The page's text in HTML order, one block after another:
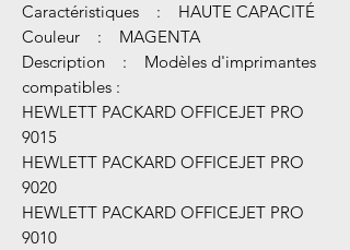
Caractéristiques : HAUTE CAPACITÉ
Couleur : MAGENTA
Description : Modèles d'imprimantes
compatibles :
HEWLETT PACKARD OFFICEJET PRO
9015
HEWLETT PACKARD OFFICEJET PRO
9020
HEWLETT PACKARD OFFICEJET PRO
9010